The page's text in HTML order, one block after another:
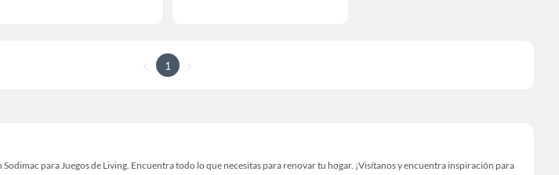
1
para Juegos de Living. Encuentra todo lo que necesitas para renovar tu hogar. ¡Visítanos y encuentra inspiración para